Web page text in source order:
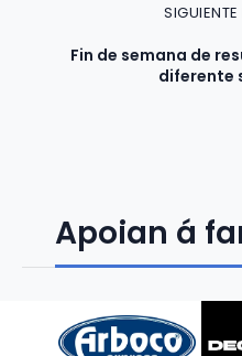
Fin de semana de
diferente
Apoian á